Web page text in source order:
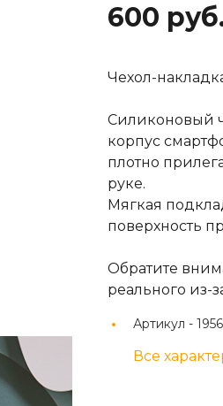
600
Чехол-
Силиконовый
корпус
плотно
руке.
Мягкая
поверхность
Обратите
реального из-
Артикул -
Все